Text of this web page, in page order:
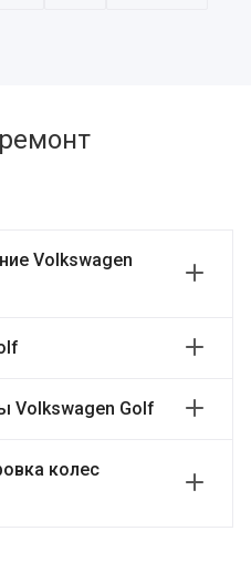
Volkswagen
Volkswagen Golf
колес